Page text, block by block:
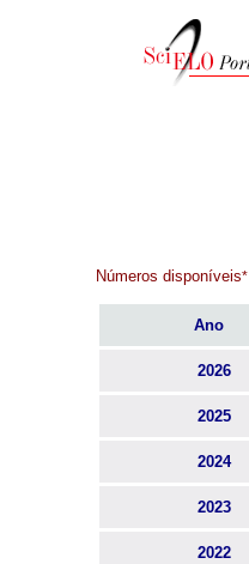
Números disponíveis*
Ano
2026
2025
2024
2023
2022